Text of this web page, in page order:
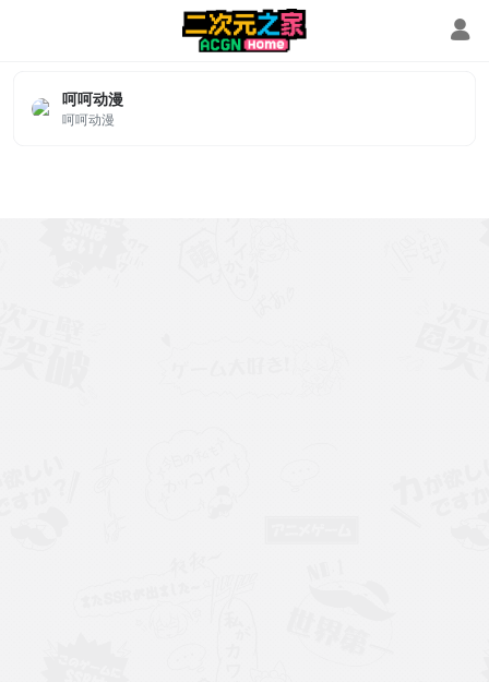
呵呵动漫
呵呵动漫